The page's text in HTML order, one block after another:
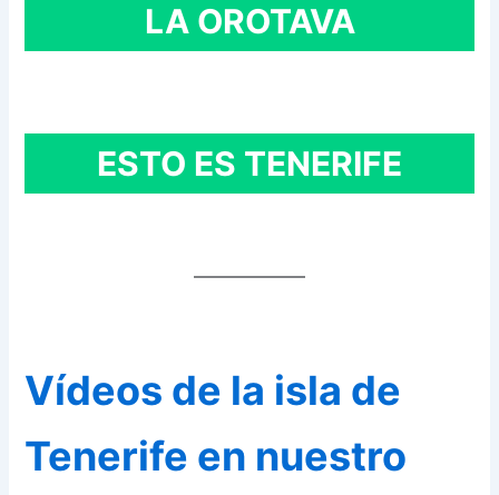
LA OROTAVA
ESTO ES TENERIFE
Vídeos de la isla de
Tenerife en nuestro